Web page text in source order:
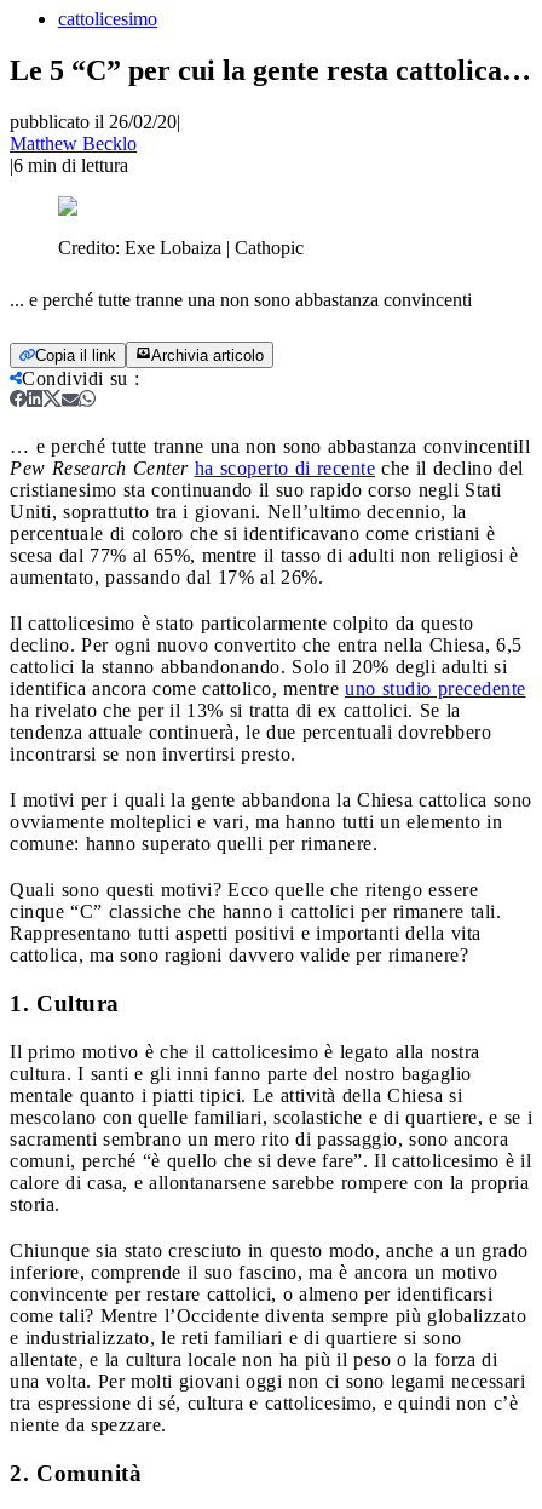
cattolicesimo
Le 5 “C” per cui la gente resta cattolica…
pubblicato il 26/02/20|
Matthew Becklo
|6 min di lettura
Credito: Exe Lobaiza | Cathopic
... e perché tutte tranne una non sono abbastanza convincenti
Copia il link Archivia articolo
Condividi su :
… e perché tutte tranne una non sono abbastanza convincentiIl
Pew Research Center ha scoperto di recente che il declino del
cristianesimo sta continuando il suo rapido corso negli Stati
Uniti, soprattutto tra i giovani. Nell’ultimo decennio, la
percentuale di coloro che si identificavano come cristiani è
scesa dal 77% al 65%, mentre il tasso di adulti non religiosi è
aumentato, passando dal 17% al 26%.
Il cattolicesimo è stato particolarmente colpito da questo
declino. Per ogni nuovo convertito che entra nella Chiesa, 6,5
cattolici la stanno abbandonando. Solo il 20% degli adulti si
identifica ancora come cattolico, mentre uno studio precedente
ha rivelato che per il 13% si tratta di ex cattolici. Se la
tendenza attuale continuerà, le due percentuali dovrebbero
incontrarsi se non invertirsi presto.
I motivi per i quali la gente abbandona la Chiesa cattolica sono
ovviamente molteplici e vari, ma hanno tutti un elemento in
comune: hanno superato quelli per rimanere.
Quali sono questi motivi? Ecco quelle che ritengo essere
cinque “C” classiche che hanno i cattolici per rimanere tali.
Rappresentano tutti aspetti positivi e importanti della vita
cattolica, ma sono ragioni davvero valide per rimanere?
1. Cultura
Il primo motivo è che il cattolicesimo è legato alla nostra
cultura. I santi e gli inni fanno parte del nostro bagaglio
mentale quanto i piatti tipici. Le attività della Chiesa si
mescolano con quelle familiari, scolastiche e di quartiere, e se i
sacramenti sembrano un mero rito di passaggio, sono ancora
comuni, perché “è quello che si deve fare”. Il cattolicesimo è il
calore di casa, e allontanarsene sarebbe rompere con la propria
storia.
Chiunque sia stato cresciuto in questo modo, anche a un grado
inferiore, comprende il suo fascino, ma è ancora un motivo
convincente per restare cattolici, o almeno per identificarsi
come tali? Mentre l’Occidente diventa sempre più globalizzato
e industrializzato, le reti familiari e di quartiere si sono
allentate, e la cultura locale non ha più il peso o la forza di
una volta. Per molti giovani oggi non ci sono legami necessari
tra espressione di sé, cultura e cattolicesimo, e quindi non c’è
niente da spezzare.
2. Comunità